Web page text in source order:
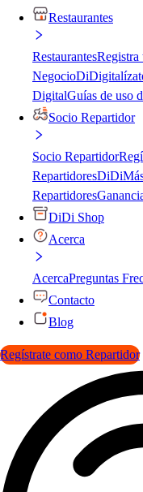
Restaurantes
RestaurantesRegistra
Negocio
DigitalGuías de uso
Socio Repartidor
Socio Repartidor
Repartidores
Repartidores
DiDi Shop
Acerca
AcercaPreguntas
Contacto
Blog
Regístrate como Repartidor